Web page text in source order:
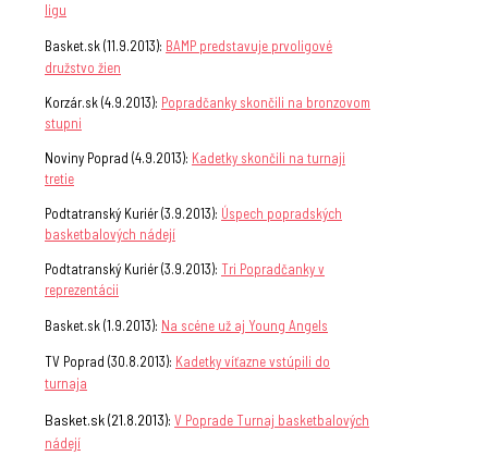
ligu
Basket.sk (11.9.2013): BAMP predstavuje prvoligové
družstvo žien
Korzár.sk (4.9.2013): Popradčanky skončili na bronzovom
stupni
Noviny Poprad (4.9.2013): Kadetky skončili na turnaji
tretie
Podtatranský Kuriér (3.9.2013): Úspech popradských
basketbalových nádejí
Podtatranský Kuriér (3.9.2013): Tri Popradčanky v
reprezentácii
Basket.sk (1.9.2013): Na scéne už aj Young Angels
TV Poprad (30.8.2013): Kadetky víťazne vstúpili do
turnaja
Basket.sk (21.8.2013): V Poprade Turnaj basketbalových
nádejí